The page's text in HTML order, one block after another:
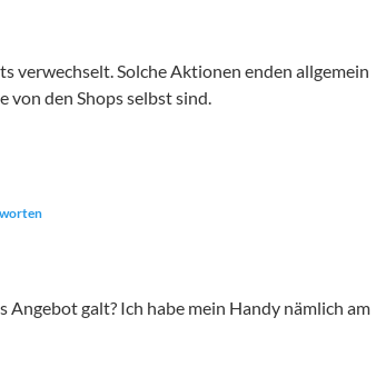
verwechselt. Solche Aktionen enden allgemein
von den Shops selbst sind.
Angebot galt? Ich habe mein Handy nämlich am